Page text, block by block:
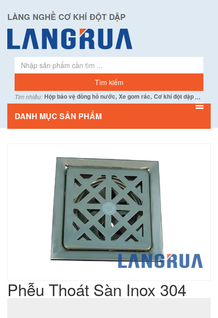
LÀNG NGHỀ CƠ KHÍ ĐỘT DẬP
Tìm nhiều: Hộp bảo vệ đồng hồ nước, Xe gom rác, Cơ khí đột dập...
DANH MỤC SẢN PHẨM
Phễu Thoát Sàn Inox 304